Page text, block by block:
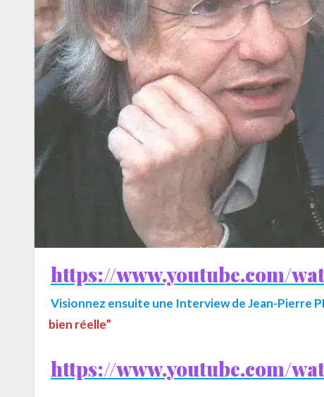
https://www.youtube.com/
Visionnez ensuite une Interview de Jean-Pierre
bien réelle”
https://www.youtube.com/